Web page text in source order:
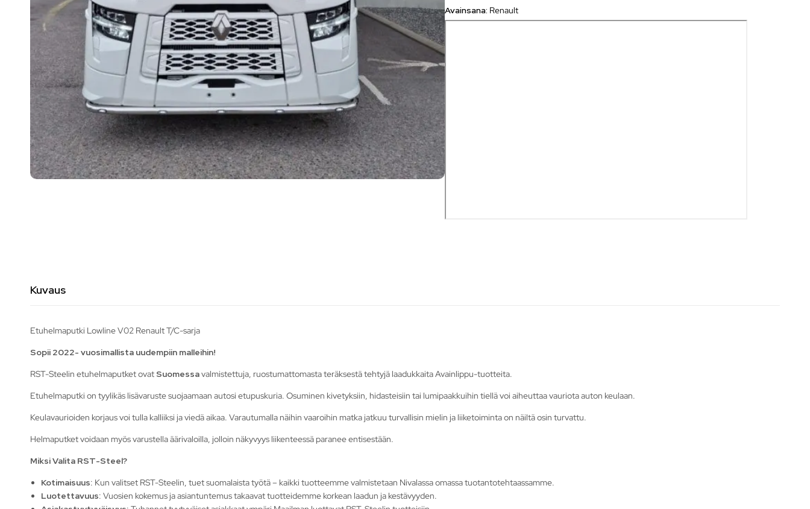
Avainsana: Renault
Kuvaus
Etuhelmaputki Lowline V02 Renault T/C-sarja
Sopii 2022- vuosimallista uudempiin malleihin!
RST-Steelin etuhelmaputket ovat Suomessavalmistettuja, ruostumattomasta teräksestä tehtyjä laadukkaita Avainlippu-tuotteita.
Etuhelmaputki on tyylikäs lisävaruste suojaamaan autosi etupuskuria. Osuminen kivetyksiin, hidasteisiin tai lumipaakkuihin tiellä voi aiheuttaa vauriota auton keulaan.
Keulavaurioiden korjaus voi tulla kalliiksi ja viedä aikaa. Varautumalla näihin vaaroihin matka jatkuu turvallisin mielin ja liiketoiminta on näiltä osin turvattu.
Helmaputket voidaan myös varustella äärivaloilla, jolloin näkyvyys liikenteessä paranee entisestään.
Miksi Valita RST-Steel?
Kotimaisuus: Kun valitset RST-Steelin, tuet suomalaista työtä – kaikki tuotteemme valmistetaan Nivalassa omassa tuotantotehtaassamme.
Luotettavuus: Vuosien kokemus ja asiantuntemus takaavat tuotteidemme korkean laadun ja kestävyyden.